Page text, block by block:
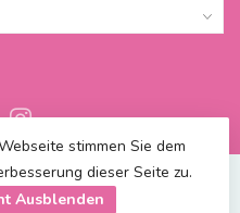
stimmen Sie dem
dieser Seite zu.
Ausblenden